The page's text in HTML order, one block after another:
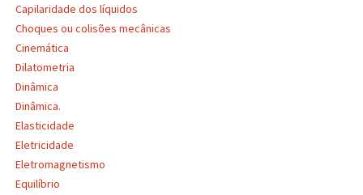
Capilaridade dos líquidos
Choques ou colisões mecânicas
Cinemática
Dilatometria
Dinâmica
Dinâmica.
Elasticidade
Eletricidade
Eletromagnetismo
Equilíbrio